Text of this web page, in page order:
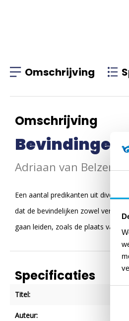
Omschrijving
Omschrijving
Bevindingen
Adriaan van Belzen
Een aantal predikanten uit diverse
dat de bevindelijken zowel
gaan leiden, zoals de plaats van de
Specificaties
Titel:
Auteur: